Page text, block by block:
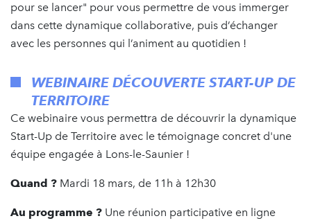
pour se lancer" pour vous permettre de vous immerger
dans cette dynamique collaborative, puis d’échanger
avec les personnes qui l’animent au quotidien !
WEBINAIRE DÉCOUVERTE START-UP DE
TERRITOIRE
Ce webinaire vous permettra de découvrir la dynamique
Start-Up de Territoire avec le témoignage concret d'une
équipe engagée à Lons-le-Saunier !
Quand ? Mardi 18 mars, de 11h à 12h30
Au programme ? Une réunion participative en ligne